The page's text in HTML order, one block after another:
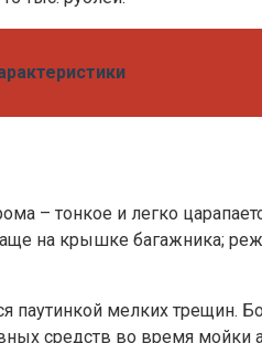
– тонкое и легко
на крышке багажника;
мелких трещин.
средств во время мойки